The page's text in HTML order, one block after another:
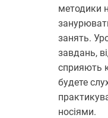
методики
занять.
завдань,
сприяють
будете
носіями.